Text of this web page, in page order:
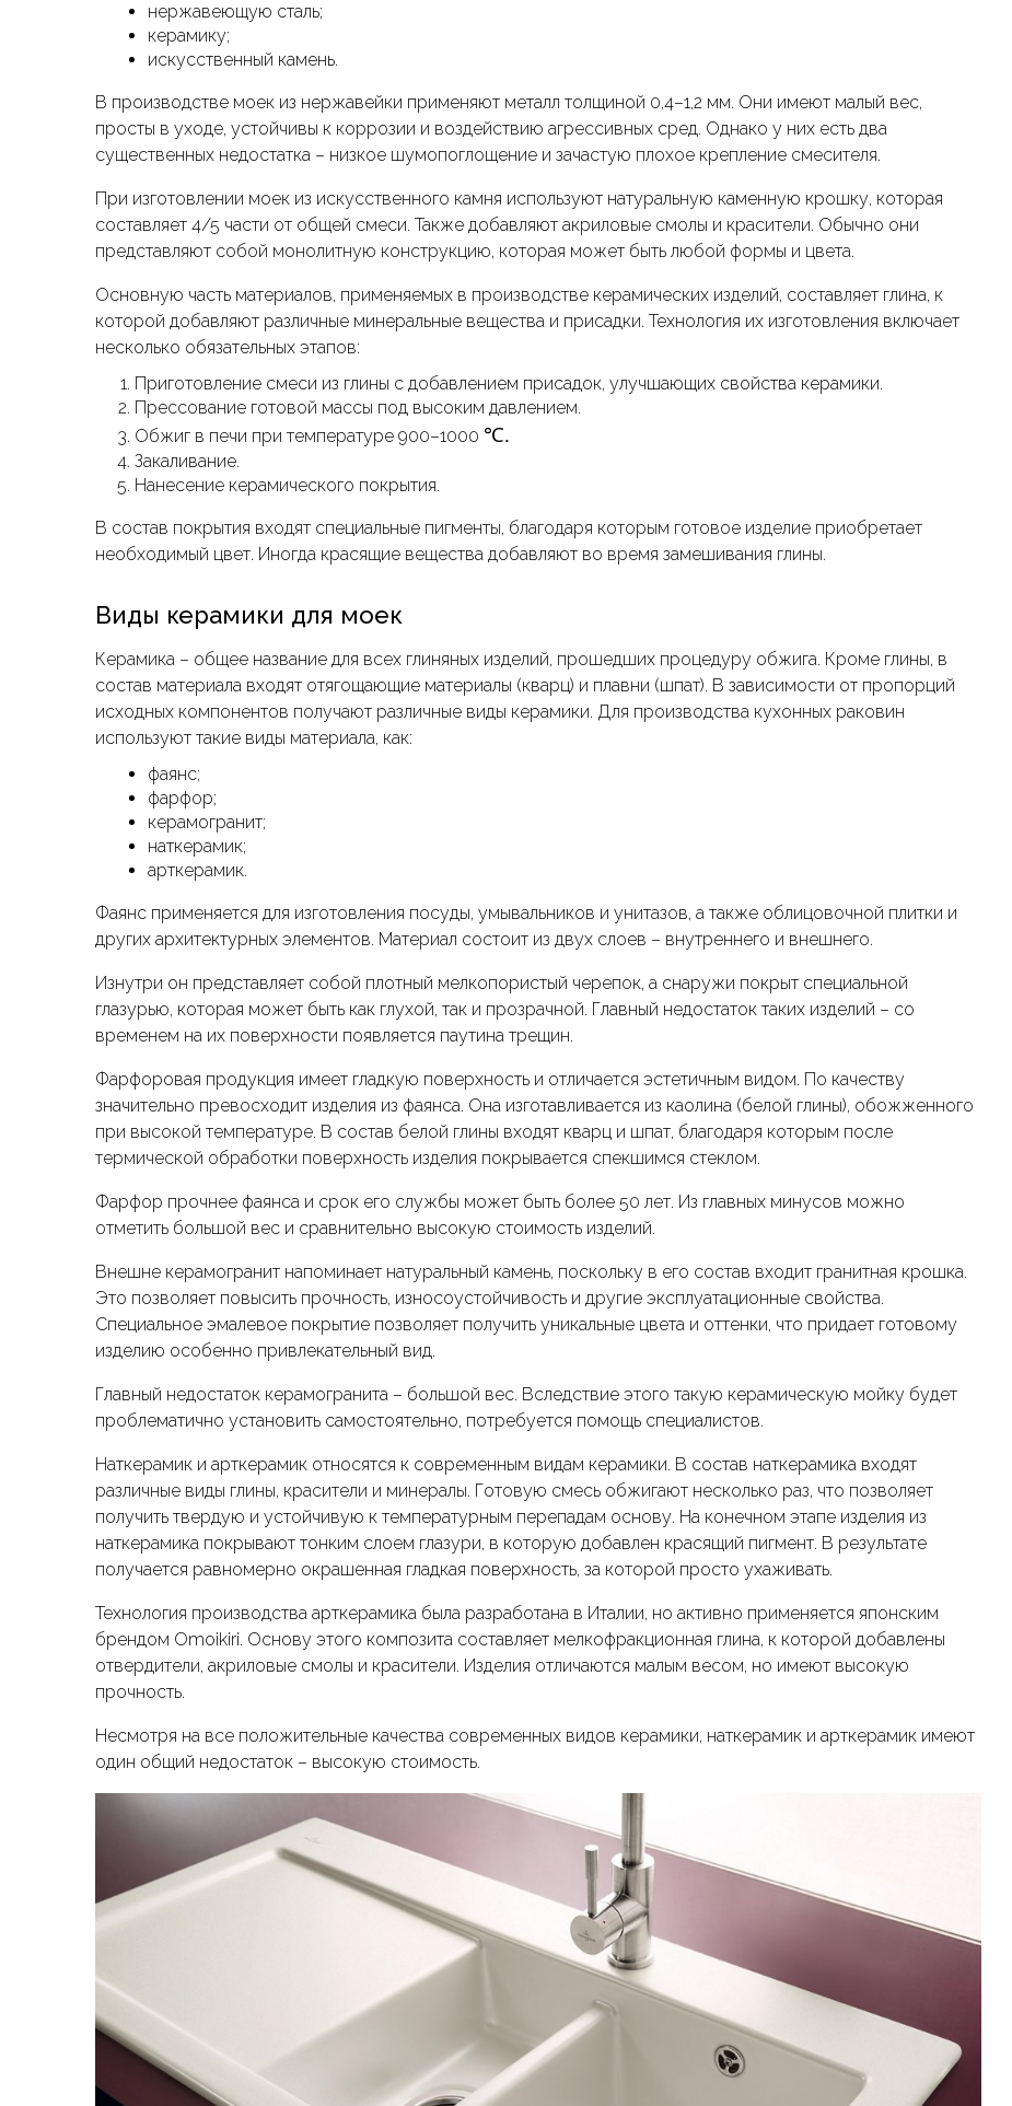
нержавеющую сталь;
керамику;
искусственный камень.
В производстве моек из нержавейки применяют металл толщиной 0,4–1,2 мм. Они имеют малый вес,
просты в уходе, устойчивы к коррозии и воздействию агрессивных сред. Однако у них есть два
существенных недостатка – низкое шумопоглощение и зачастую плохое крепление смесителя.
При изготовлении моек из искусственного камня используют натуральную каменную крошку, которая
составляет 4/5 части от общей смеси. Также добавляют акриловые смолы и красители. Обычно они
представляют собой монолитную конструкцию, которая может быть любой формы и цвета.
Основную часть материалов, применяемых в производстве керамических изделий, составляет глина, к
которой добавляют различные минеральные вещества и присадки. Технология их изготовления включает
несколько обязательных этапов:
Приготовление смеси из глины с добавлением присадок, улучшающих свойства керамики.
Прессование готовой массы под высоким давлением.
Обжиг в печи при температуре 900–1000 ℃.
Закаливание.
Нанесение керамического покрытия.
В состав покрытия входят специальные пигменты, благодаря которым готовое изделие приобретает
необходимый цвет. Иногда красящие вещества добавляют во время замешивания глины.
Виды керамики для моек
Керамика – общее название для всех глиняных изделий, прошедших процедуру обжига. Кроме глины, в
состав материала входят отягощающие материалы (кварц) и плавни (шпат). В зависимости от пропорций
исходных компонентов получают различные виды керамики. Для производства кухонных раковин
используют такие виды материала, как:
фаянс;
фарфор;
керамогранит;
наткерамик;
арткерамик.
Фаянс применяется для изготовления посуды, умывальников и унитазов, а также облицовочной плитки и
других архитектурных элементов. Материал состоит из двух слоев – внутреннего и внешнего.
Изнутри он представляет собой плотный мелкопористый черепок, а снаружи покрыт специальной
глазурью, которая может быть как глухой, так и прозрачной. Главный недостаток таких изделий – со
временем на их поверхности появляется паутина трещин.
Фарфоровая продукция имеет гладкую поверхность и отличается эстетичным видом. По качеству
значительно превосходит изделия из фаянса. Она изготавливается из каолина (белой глины), обожженного
при высокой температуре. В состав белой глины входят кварц и шпат, благодаря которым после
термической обработки поверхность изделия покрывается спекшимся стеклом.
Фарфор прочнее фаянса и срок его службы может быть более 50 лет. Из главных минусов можно
отметить большой вес и сравнительно высокую стоимость изделий.
Внешне керамогранит напоминает натуральный камень, поскольку в его состав входит гранитная крошка.
Это позволяет повысить прочность, износоустойчивость и другие эксплуатационные свойства.
Специальное эмалевое покрытие позволяет получить уникальные цвета и оттенки, что придает готовому
изделию особенно привлекательный вид.
Главный недостаток керамогранита – большой вес. Вследствие этого такую керамическую мойку будет
проблематично установить самостоятельно, потребуется помощь специалистов.
Наткерамик и арткерамик относятся к современным видам керамики. В состав наткерамика входят
различные виды глины, красители и минералы. Готовую смесь обжигают несколько раз, что позволяет
получить твердую и устойчивую к температурным перепадам основу. На конечном этапе изделия из
наткерамика покрывают тонким слоем глазури, в которую добавлен красящий пигмент. В результате
получается равномерно окрашенная гладкая поверхность, за которой просто ухаживать.
Технология производства арткерамика была разработана в Италии, но активно применяется японским
брендом Omoikiri. Основу этого композита составляет мелкофракционная глина, к которой добавлены
отвердители, акриловые смолы и красители. Изделия отличаются малым весом, но имеют высокую
прочность.
Несмотря на все положительные качества современных видов керамики, наткерамик и арткерамик имеют
один общий недостаток – высокую стоимость.